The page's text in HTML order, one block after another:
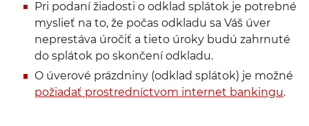
Pri podaní žiadosti o odklad splátok je potrebné
myslieť na to, že počas odkladu sa Váš úver
neprestáva úročiť a tieto úroky budú zahrnuté
do splátok po skončení odkladu.
O úverové prázdniny (odklad splátok) je možné
požiadať prostredníctvom internet bankingu.